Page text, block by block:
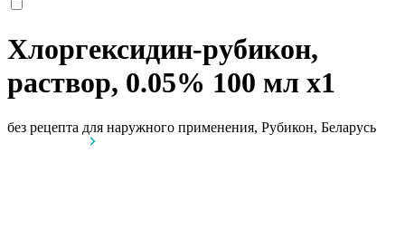
Хлоргексидин-рубикон,
раствор, 0.05% 100 мл x1
без рецепта для наружного применения, Рубикон, Беларусь